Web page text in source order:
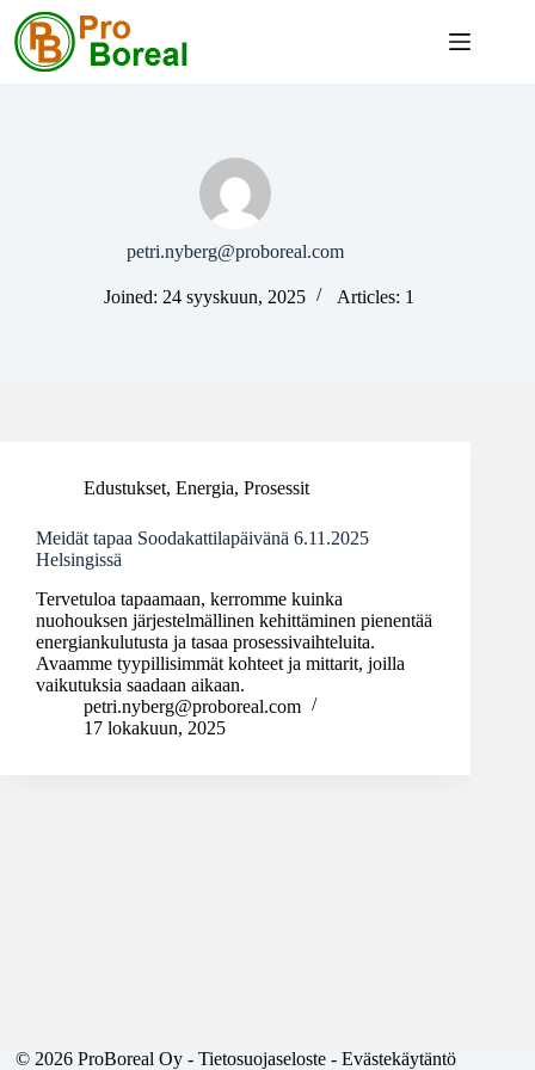
Skip
content
petri.nyberg@proboreal.com
Joined: 24 syyskuun, 2025 Articles: 1
Edustukset, Energia, Prosessit
Meidät tapaa Soodakattilapäivänä 6.11.2025
Helsingissä
Tervetuloa tapaamaan, kerromme kuinka
nuohouksen järjestelmällinen kehittäminen pienentää
energiankulutusta ja tasaa prosessivaihteluita.
Avaamme tyypillisimmät kohteet ja mittarit, joilla
vaikutuksia saadaan aikaan.
petri.nyberg@proboreal.com
17 lokakuun, 2025
© 2026 ProBoreal Oy - Tietosuojaseloste- Evästekäytäntö